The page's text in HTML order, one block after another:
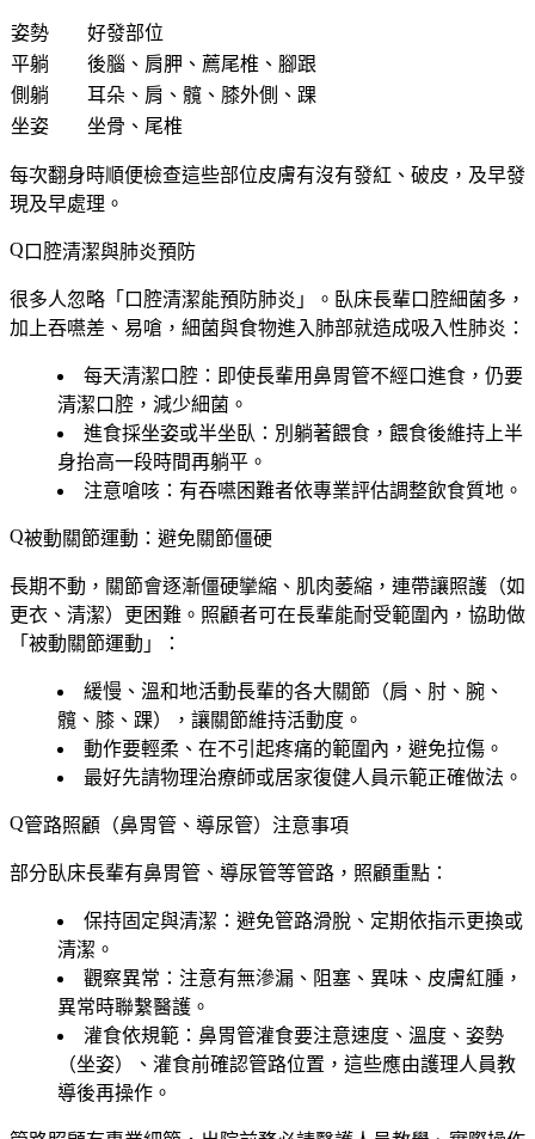
姿勢
好發部位
平躺
後腦、肩胛、薦尾椎、腳跟
側躺
耳朵、肩、髖、膝外側、踝
坐姿
坐骨、尾椎
每次翻身時順便檢查這些部位皮膚有沒有發紅、破皮，及早發
現及早處理。
口腔清潔與肺炎預防
很多人忽略「口腔清潔能預防肺炎」。臥床長輩口腔細菌多，
加上吞嚥差、易嗆，細菌與食物進入肺部就造成吸入性肺炎：
每天清潔口腔 ：即使長輩用鼻胃管不經口進食，仍要
清潔口腔，減少細菌。
進食採坐姿或半坐臥 ：別躺著餵食，餵食後維持上半
身抬高一段時間再躺平。
注意嗆咳 ：有吞嚥困難者依專業評估調整飲食質地。
被動關節運動：避免關節僵硬
長期不動，關節會逐漸僵硬攣縮、肌肉萎縮，連帶讓照護（如
更衣、清潔）更困難。照顧者可在長輩能耐受範圍內，協助做
「被動關節運動」：
緩慢、溫和地活動長輩的各大關節（肩、肘、腕、
髖、膝、踝），讓關節維持活動度。
動作要輕柔、在不引起疼痛的範圍內，避免拉傷。
最好先請物理治療師或居家復健人員示範正確做法。
管路照顧（鼻胃管、導尿管）注意事項
部分臥床長輩有鼻胃管、導尿管等管路，照顧重點：
保持固定與清潔 ：避免管路滑脫、定期依指示更換或
清潔。
觀察異常 ：注意有無滲漏、阻塞、異味、皮膚紅腫，
異常時聯繫醫護。
灌食依規範 ：鼻胃管灌食要注意速度、溫度、姿勢
（坐姿）、灌食前確認管路位置，這些應由護理人員教
導後再操作。